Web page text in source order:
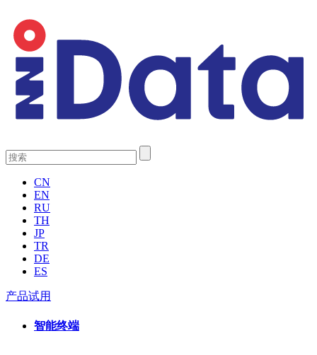
CN
EN
RU
TH
JP
TR
DE
ES
产品试用
智能终端